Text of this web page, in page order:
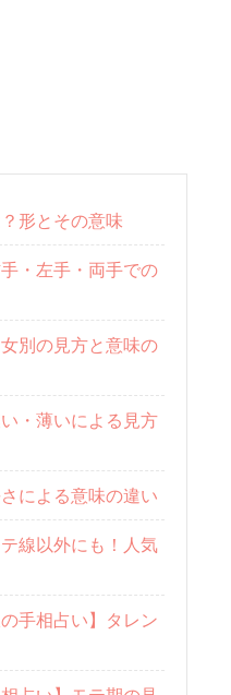
形とその意味
・左手・両手での
別の見方と意味の
・薄いによる見方
による意味の違い
線以外にも！人気
手相占い】タレン